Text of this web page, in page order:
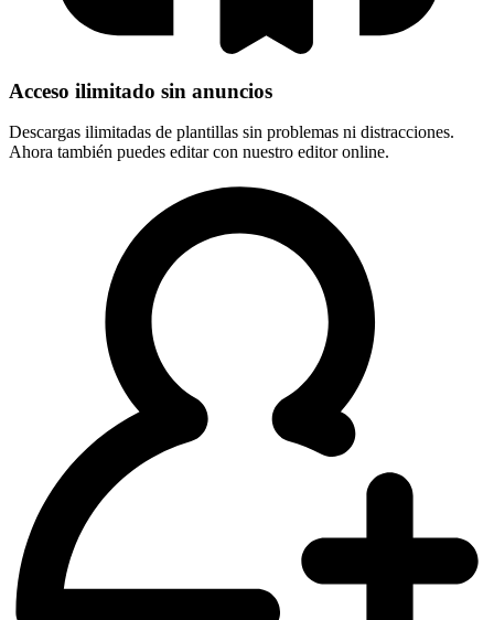
Acceso ilimitado sin anuncios
Descargas ilimitadas de plantillas sin problemas ni distracciones.
Ahora también puedes editar con nuestro editor online.